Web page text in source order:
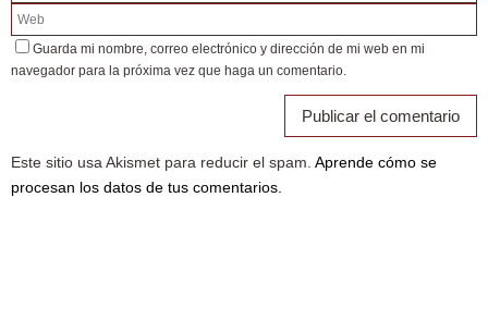
Guarda mi nombre, correo electrónico y dirección de mi web en mi
navegador para la próxima vez que haga un comentario.
Este sitio usa Akismet para reducir el spam. Aprende cómo se
procesan los datos de tus comentarios.